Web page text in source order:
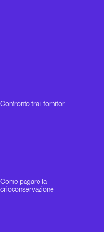
Confronto tra i fornitori
Come pagare la
crioconservazione